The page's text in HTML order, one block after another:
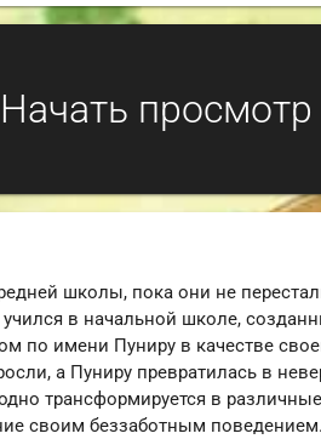
Начать просмотр
школы, пока они не
в начальной школе,
по имени Пуниру в качестве
а Пуниру превратилась в
трансформируется в
своим беззаботным